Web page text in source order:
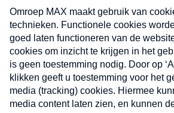
uw mailbox.